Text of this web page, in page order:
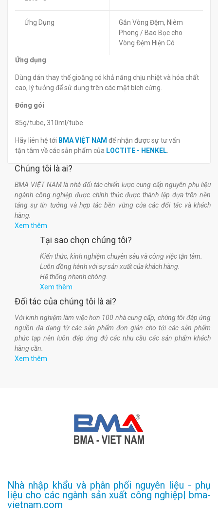
Ứng Dụng
Gắn Vòng Đệm, Niêm
Phong / Bao Bọc cho
Vòng Đệm Hiện Có
Ứng dụng
Dùng dán thay thế gioăng có khả năng chịu nhiệt và hóa chất
cao, lý tưởng để sử dụng trên các mặt bích cứng.
Đóng gói
85g/tube, 310ml/tube
Hãy liên hệ tới BMA VIỆT NAM để nhận được sự tư vấn
tận tâm về các sản phẩm của LOCTITE - HENKEL
Chúng tôi là ai?
BMA VIỆT NAM là nhà đối tác chiến lược cung cấp nguyên phụ liệu
ngành công nghiệp được chính thức được thành lập dựa trên nền
tảng sự tin tưởng và hợp tác bền vững của các đối tác và khách
hàng.
Xem thêm
Tại sao chọn chúng tôi?
Kiến thức, kinh nghiệm chuyên sâu và công việc tận tâm.
Luôn đồng hành với sự sản xuất của khách hàng.
Hệ thống nhanh chóng.
Xem thêm
Đối tác của chúng tôi là ai?
Với kinh nghiệm làm việc hơn 100 nhà cung cấp, chúng tôi đáp ứng
nguồn đa dạng từ các sản phẩm đơn giản cho tới các sản phẩm
phức tạp nên luôn đáp ứng đủ các nhu cầu các sản phẩm khách
hàng cần.
Xem thêm
Nhà nhập khẩu và phân phối nguyên liệu - phụ
liệu cho các ngành sản xuất công nghiệp| bma-
vietnam.com